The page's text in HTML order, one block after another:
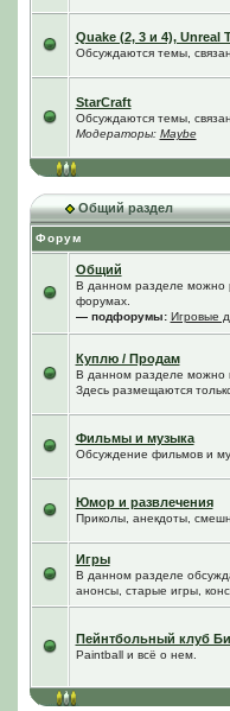
Quake (2, 3 и 4), Unreal
Обсуждаются темы,
StarCraft
Обсуждаются темы,
Модераторы: Maybe
Общий раздел
Форум
Общий
В данном разделе можно
форумах.
— подфорумы: Игровые
Куплю / Продам
В данном разделе можно
Здесь размещаются
Фильмы и музыка
Обсуждение фильмов и
Юмор и развлечения
Приколы, анекдоты,
Игры
В данном разделе
анонсы, старые игры,
Пейнтбольный клуб
Paintball и всё о нем.